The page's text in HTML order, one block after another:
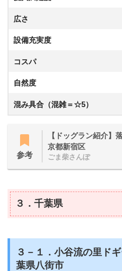
広さ
設備充実度
コスパ
自然度
混み具合（混雑＝☆5）
参考
【ドッグラン紹介】
京都新宿区
ごま柴さんぽ
３．千葉県
３－１．小谷流の里ド
葉県八街市